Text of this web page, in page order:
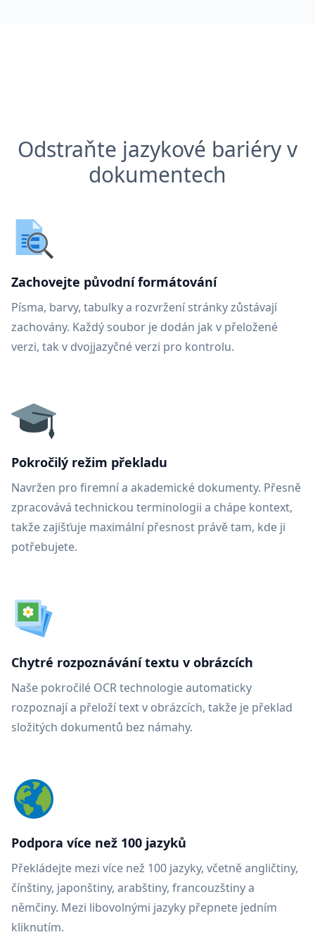
Odstraňte jazykové bariéry v
dokumentech
Zachovejte původní formátování
Písma, barvy, tabulky a rozvržení stránky zůstávají
zachovány. Každý soubor je dodán jak v přeložené
verzi, tak v dvojjazyčné verzi pro kontrolu.
Pokročilý režim překladu
Navržen pro firemní a akademické dokumenty. Přesně
zpracovává technickou terminologii a chápe kontext,
takže zajišťuje maximální přesnost právě tam, kde ji
potřebujete.
Chytré rozpoznávání textu v obrázcích
Naše pokročilé OCR technologie automaticky
rozpoznají a přeloží text v obrázcích, takže je překlad
složitých dokumentů bez námahy.
Podpora více než 100 jazyků
Překládejte mezi více než 100 jazyky, včetně angličtiny,
čínštiny, japonštiny, arabštiny, francouzštiny a
němčiny. Mezi libovolnými jazyky přepnete jedním
kliknutím.